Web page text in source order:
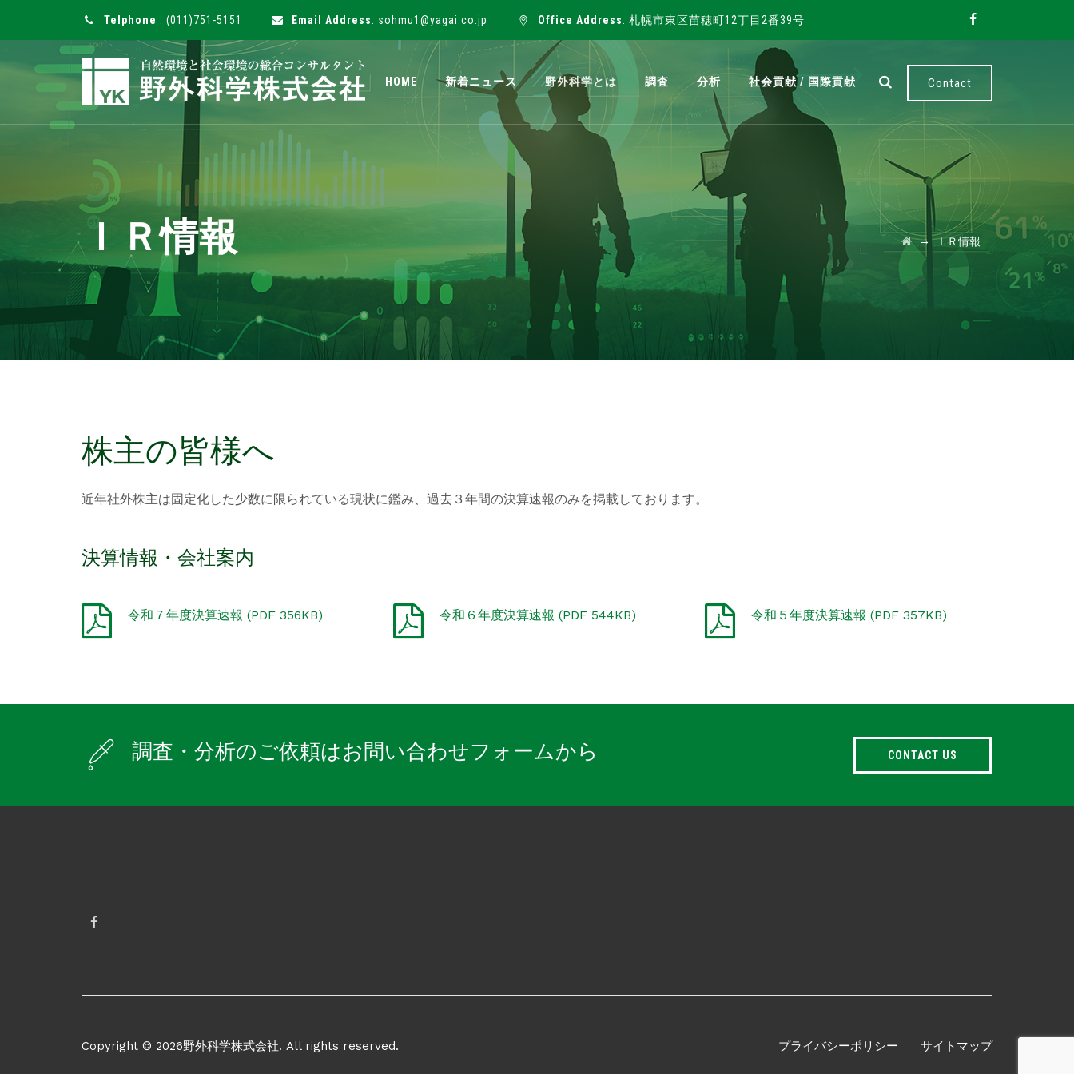
Telphone : (011)751-5151 Email Address: sohmu1@yagai.co.jp Office Address: 札幌市東区苗穂町12丁目2番39号
Contact
HOME 新着ニュース 野外科学とは 調査 分析 社会貢献 / 国際貢献
ＩＲ情報 →ＩＲ情報
株主の皆様へ
近年社外株主は固定化した少数に限られている現状に鑑み、過去３年間の決算速報のみを掲載しております。
決算情報・会社案内
令和７年度決算速報 (PDF 356KB) 令和６年度決算速報 (PDF 544KB) 令和５年度決算速報 (PDF 357KB)
調査・分析のご依頼はお問い合わせフォームから CONTACT US
Copyright © 2026野外科学株式会社. All rights reserved. プライバシーポリシー サイトマップ